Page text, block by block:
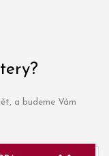
a budeme Vám